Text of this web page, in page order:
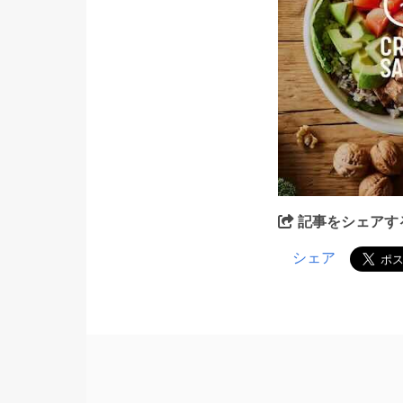
記事をシェアす
シェア